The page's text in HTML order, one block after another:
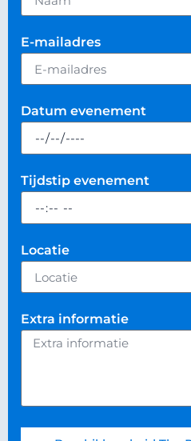
E-mailadres
Datum evenement
Tijdstip evenement
Locatie
Extra informatie